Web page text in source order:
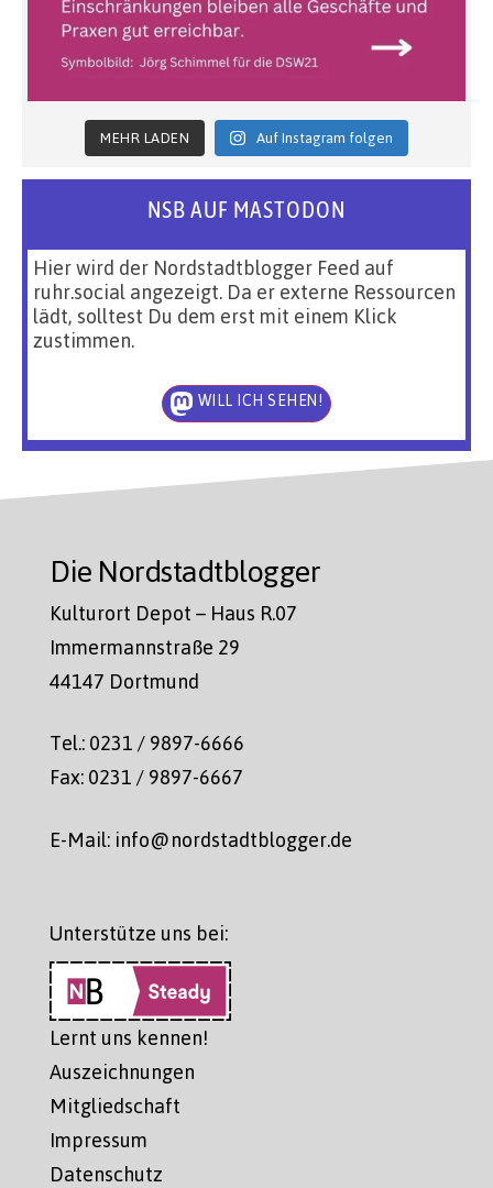
MEHR LADEN Auf Instagram folgen
NSB AUF MASTODON
Hier wird der Nordstadtblogger Feed auf
ruhr.social angezeigt. Da er externe Ressourcen
lädt, solltest Du dem erst mit einem Klick
zustimmen.
WILL ICH SEHEN!
Die Nordstadtblogger
Kulturort Depot – Haus R.07
Immermannstraße 29
44147 Dortmund
Tel.: 0231 / 9897-6666
Fax: 0231 / 9897-6667
E-Mail: info@nordstadtblogger.de
Unterstütze uns bei:
Lernt uns kennen!
Auszeichnungen
Mitgliedschaft
Impressum
Datenschutz